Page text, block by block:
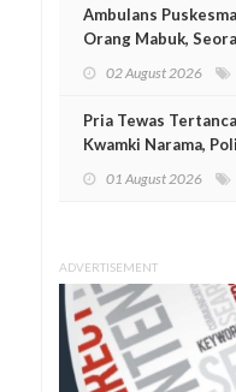
Ambulans
Orang Mabuk,
02 August 2026
Pria Tewas
Kwamki Narama,
01 August 2026
ADVERTISEMENT